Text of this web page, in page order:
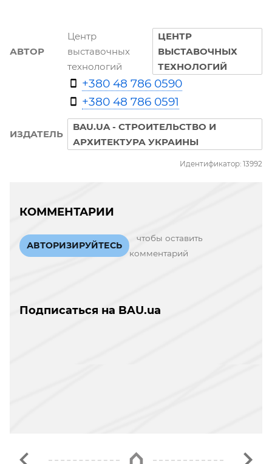
АВТОР
Центр
выставочных
технологий
ЦЕНТР
ВЫСТАВОЧНЫХ
ТЕХНОЛОГИЙ
+380 48 786 0590
+380 48 786 0591
ИЗДАТЕЛЬ
BAU.UA - СТРОИТЕЛЬСТВО И
АРХИТЕКТУРА УКРАИНЫ
Идентификатор: 13992
КОММЕНТАРИИ
АВТОРИЗИРУЙТЕСЬ
чтобы оставить
комментарий
Подписаться на BAU.ua